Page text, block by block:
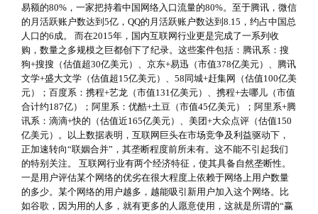
易额的80%，一家把持着中国网络入口流量的80%。至于腾讯，微信
的月活跃账户数达到5亿，QQ的月活跃账户数达到8.15，约占中国总
人口的6成。 而在2015年，国内互联网行业更是完成了一系列收
购，数量之多规模之巨都创下了纪录。这些案件包括：腾讯系：搜
狗+搜搜（估值超30亿美元）、京东+易迅（市值378亿美元）、腾讯
文学+盛大文学（估值超15亿美元）、58同城+赶集网（估值100亿美
元）；百度系：携程+艺龙（市值131亿美元）、携程+去哪儿（市值
合计约187亿）；阿里系：优酷+土豆（市值45亿美元）；阿里系+腾
讯系：滴滴+快的（估值近165亿美元）、美团+大众点评（估值150
亿美元）。以上数据表明，互联网巨头在市场竞争及利益驱动下，
正加速转向“联姻合并”，其垄断程度前所未有。这不能不引起我们
的特别关注。 互联网行业有两个经济特征，使其具备自然垄断性。
一是用户评估某个网络的优劣在很大程度上依赖于网络上用户数量
的多少。某个网络的用户越多，越能吸引新用户加入这个网络。比
如谷歌，因为用的人多，就有更多的人愿意使用，这就是所谓的“赢